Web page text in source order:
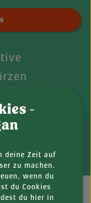
veganen
-
deine Zeit auf
zu machen.
wenn du
du Cookies
du hier in